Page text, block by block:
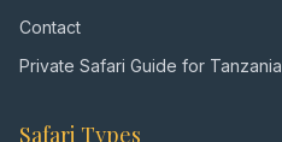
Contact
Private Safari Guide for Tanzania
Safari Types